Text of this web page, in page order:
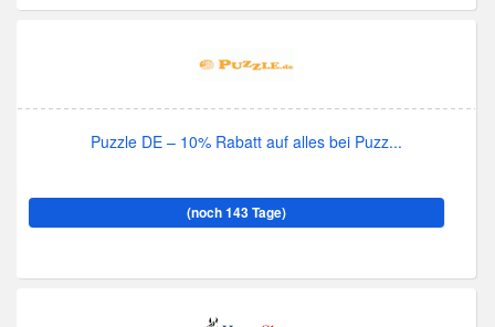
Puzzle DE – 10% Rabatt auf alles bei Puzz...
(noch 143 Tage)